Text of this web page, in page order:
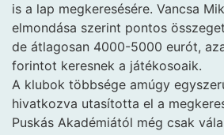
is a lap megkeresésére. Vancsa
elmondása szerint pontos
de átlagosan 4000-5000 eurót,
forintot keresnek a játékosoaik.
A klubok többsége amúgy
hivatkozva utasította el a
Puskás Akadémiától még csak